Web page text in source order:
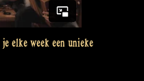
elke week een unieke